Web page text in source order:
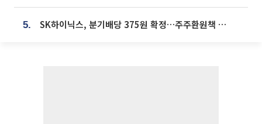
5. SK하이닉스, 분기배당 375원 확정…주주환원책 9월로 앞당겨 발표